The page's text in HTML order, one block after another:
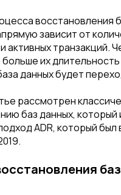
восстановления
зависит от
активных транзакций.
больше их
данных будет
рассмотрен
баз данных, который
ADR, который